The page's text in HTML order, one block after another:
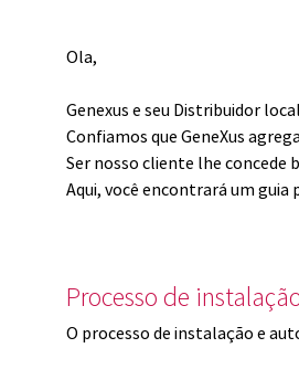
Ola,
Genexus e seu Distribuidor
Confiamos que GeneXus
Ser nosso cliente lhe concede
Aqui, você encontrará um
Processo de
O processo de instalação e